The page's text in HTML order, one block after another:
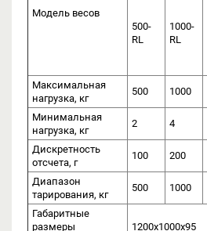
Модель весов
500-
RL
1000-
RL
Максимальная
нагрузка, кг
500 1000
Минимальная
нагрузка, кг
2 4
Дискретность
отсчета, г
100 200
Диапазон
тарирования, кг
500 1000
Габаритные
размеры
1200х1000х95